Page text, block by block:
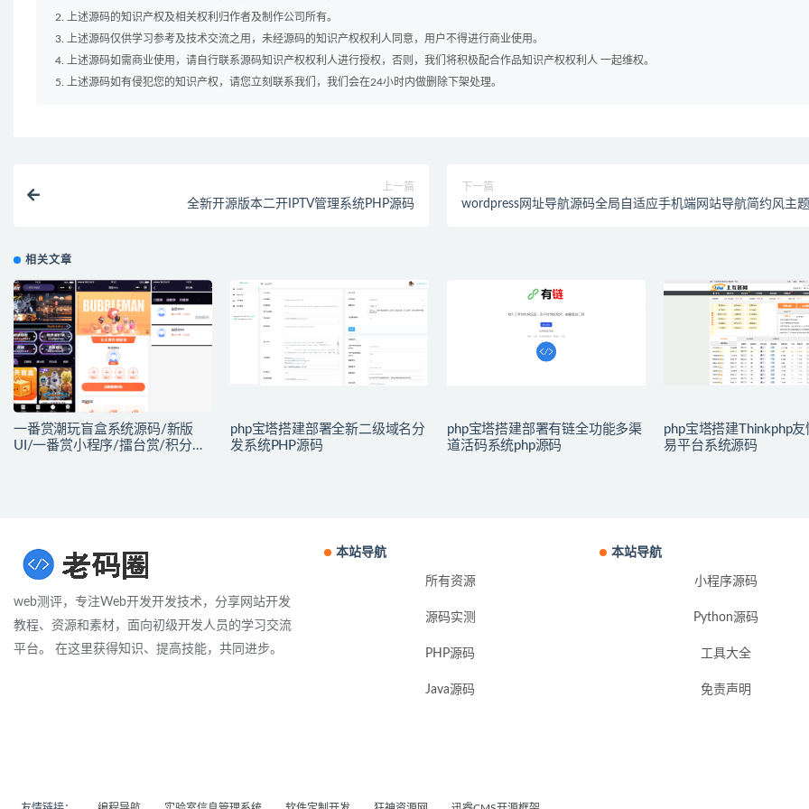
2. 上述源码的知识产权及相关权利归作者及制作公司所有。
3. 上述源码仅供学习参考及技术交流之用，未经源码的知识产权权利人同意，用户不得进行商业使用。
4. 上述源码如需商业使用，请自行联系源码知识产权权利人进行授权，否则，我们将积极配合作品知识产权权利人 一起维权。
5. 上述源码如有侵犯您的知识产权，请您立刻联系我们，我们会在24小时内做删除下架处理。
上一篇
全新开源版本二开IPTV管理系统PHP源码
下一篇
wordpress网址导航源码全局自适应手机端网站导航简约风主
相关文章
一番赏潮玩盲盒系统源码/新版
UI/一番赏小程序/擂台赏/积分赏/
php宝塔搭建部署全新二级域名分
发系统PHP源码
php宝塔搭建部署有链全功能多渠
道活码系统php源码
php宝塔搭建Thinkphp
易平台系统源码
web测评，专注Web开发开发技术，分享网站开发
教程、资源和素材，面向初级开发人员的学习交流
平台。 在这里获得知识、提高技能，共同进步。
本站导航
所有资源
源码实测
PHP源码
Java源码
本站导航
小程序源码
Python源码
工具大全
免责声明